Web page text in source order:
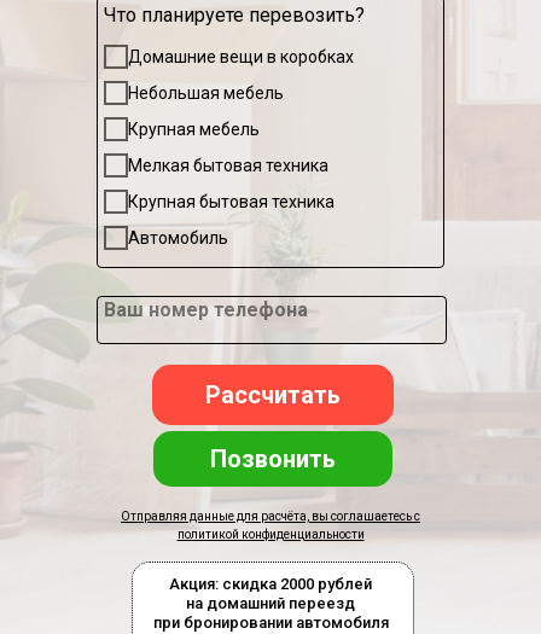
ТРАНСПОРТИРОВКИ
ПЕРЕЕЗД
Что планируете перевозить?
Домашние вещи в коробках
Небольшая мебель
Крупная мебель
Мелкая бытовая техника
Крупная бытовая техника
Автомобиль
Ваш номер телефона
Рассчитать
Отправляя данные для расчёта, вы соглашаетесь с
политикой конфиденциальности
Акция: скидка 2000 рублей
на домашний переезд
при бронировании автомобиля
Позвонить